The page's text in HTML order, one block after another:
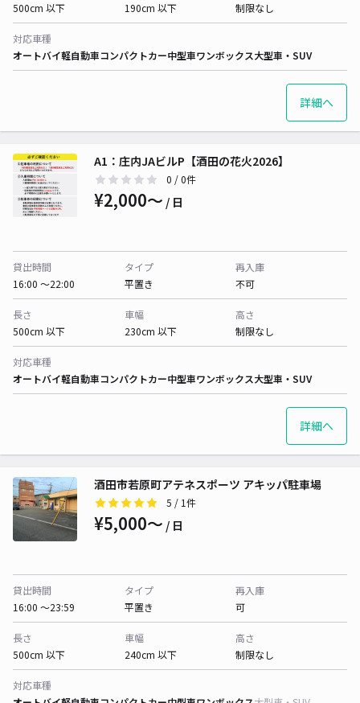
500cm 以下
190cm 以下
制限なし
対応車種
オートバイ軽自動車コンパクトカー中型車ワンボックス大型車・SUV
詳細へ
A1：庄内JAビルP【酒田の花火2026】
0 / 0件
¥2,000〜 / 日
貸出時間
16:00 〜22:00
タイプ
平置き
再入庫
不可
長さ
500cm 以下
車幅
230cm 以下
高さ
制限なし
対応車種
オートバイ軽自動車コンパクトカー中型車ワンボックス大型車・SUV
詳細へ
酒田市若原町アテネスポーツ アキッパ駐車場
5 / 1件
¥5,000〜 / 日
貸出時間
16:00 〜23:59
タイプ
平置き
再入庫
可
長さ
500cm 以下
車幅
240cm 以下
高さ
制限なし
対応車種